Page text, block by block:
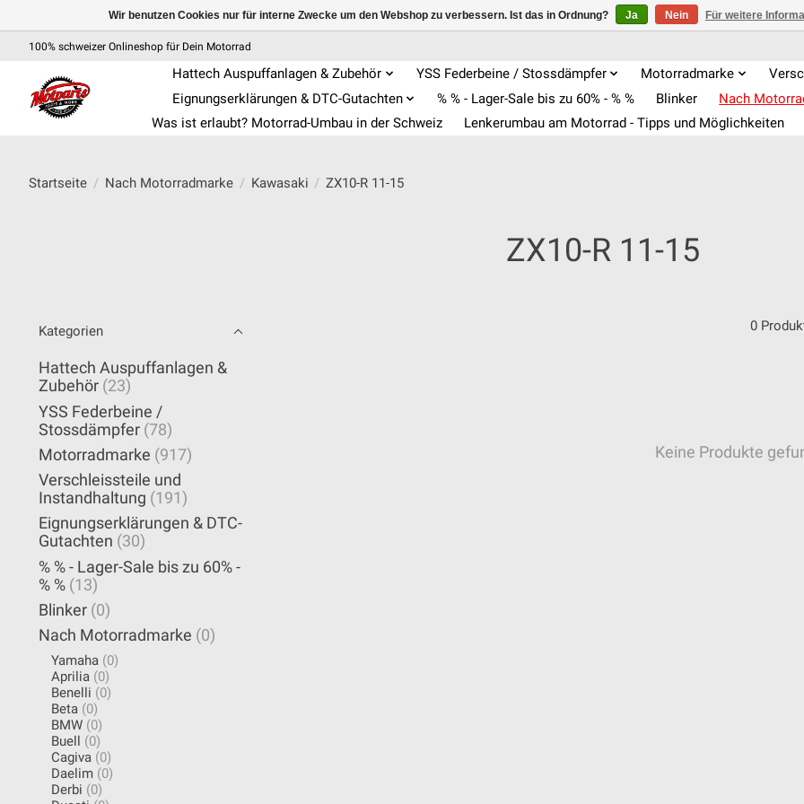
100% schweizer Onlineshop für Dein Motorrad
Hattech Auspuffanlagen & Zubehör YSS Federbeine / Stossdämpfer Motorradmarke
Eignungserklärungen & DTC-Gutachten
% % - Lager-Sale bis zu 60% - % % Blinker Nach
Was ist erlaubt? Motorrad-Umbau in der Schweiz
Lenkerumbau am Motorrad - Tipps und Möglichkeiten
Startseite / Nach Motorradmarke / Kawasaki / ZX10-R 11-15
ZX10-R 11-15
Kategorien
Hattech Auspuffanlagen &
Zubehör (23)
YSS Federbeine /
Stossdämpfer (78)
Motorradmarke (917)
Verschleissteile und
Instandhaltung (191)
Eignungserklärungen & DTC-
Gutachten (30)
% % - Lager-Sale bis zu 60% -
% % (13)
Blinker (0)
Nach Motorradmarke (0)
Yamaha (0)
Aprilia (0)
Benelli (0)
Beta (0)
BMW (0)
Buell
(0)
Cagiva (0)
Daelim (0)
Derbi (0)
0
Keine Produkte
Wir benutzen Cookies nur für interne Zwecke um den Webshop zu verbessern. Ist das in Ordnung? Ja Nein Für weitere